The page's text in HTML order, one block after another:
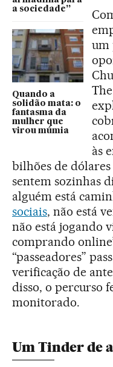
a sociedade”
Quando a
solidão mata: o
fantasma da
mulher que
virou múmia
um
às
bilhões de dólares
sentem sozinhas
alguém está
sociais, não está
não está jogando
comprando
“passeadores”
verificação de
disso, o percurso
monitorado.
Um Tinder de